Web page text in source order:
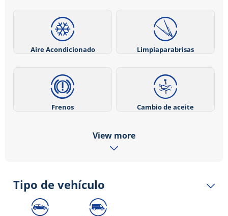
Aire Acondicionado Limpiaparabrisas
Frenos Cambio de aceite
View more
Tipo de vehículo